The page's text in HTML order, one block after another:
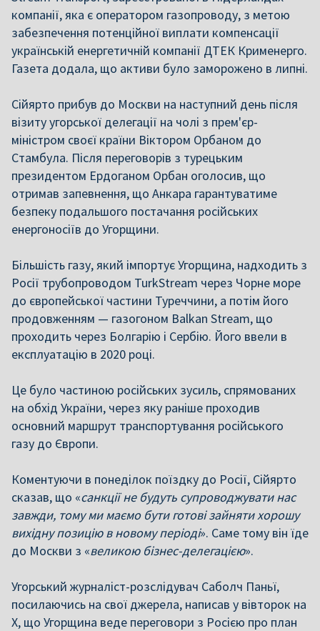
компанії, яка є оператором газопроводу, з метою
забезпечення потенційної виплати компенсації
українській енергетичній компанії ДТЕК Крименерго.
Газета додала, що активи було заморожено в липні.
Сійярто прибув до Москви на наступний день після
візиту угорської делегації на чолі з прем'єр-
міністром своєї країни Віктором Орбаном до
Стамбула. Після переговорів з турецьким
президентом Ердоганом Орбан оголосив, що
отримав запевнення, що Анкара гарантуватиме
безпеку подальшого постачання російських
енергоносіїв до Угорщини.
Більшість газу, який імпортує Угорщина, надходить з
Росії трубопроводом TurkStream через Чорне море
до європейської частини Туреччини, а потім його
продовженням — газогоном Balkan Stream, що
проходить через Болгарію і Сербію. Його ввели в
експлуатацію в 2020 році.
Це було частиною російських зусиль, спрямованих
на обхід України, через яку раніше проходив
основний маршрут транспортування російського
газу до Європи.
Коментуючи в понеділок поїздку до Росії, Сійярто
сказав, що «санкції не будуть супроводжувати нас
завжди, тому ми маємо бути готові зайняти хорошу
вихідну позицію в новому періоді». Саме тому він їде
до Москви з «великою бізнес-делегацією».
Угорський журналіст-розслідувач Саболч Паньї,
посилаючись на свої джерела, написав у вівторок на
X, що Угорщина веде переговори з Росією про план